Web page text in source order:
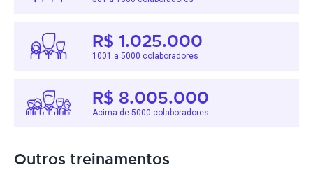
R$ 1.025.000
1001 a 5000 colaboradores
R$ 8.005.000
Acima de 5000 colaboradores
Outros treinamentos